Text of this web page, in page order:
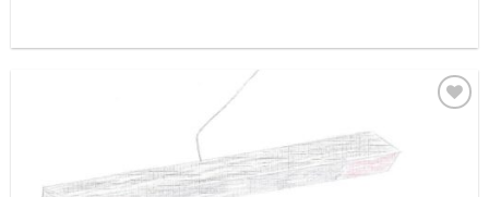
MERKLISTE